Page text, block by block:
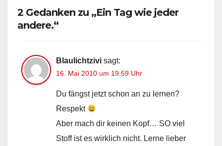
2 Gedanken zu „Ein Tag wie jeder
andere.“
Blaulichtzivi sagt:
16. Mai 2010 um 19:59 Uhr
Du fängst jetzt schon an zu lernen?
Respekt
Aber mach dir keinen Kopf… SO viel
Stoff ist es wirklich nicht. Lerne lieber